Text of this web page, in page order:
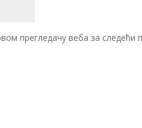
прегледачу веба за следећи